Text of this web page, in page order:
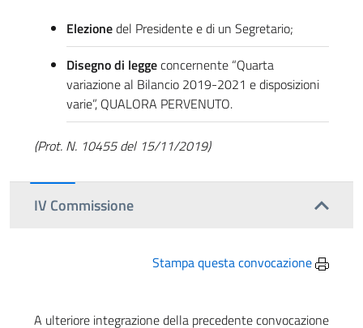
Elezionedel Presidente e di un Segretario;
Disegno di leggeconcernente “Quarta
variazione al Bilancio 2019-2021 e disposizioni
varie”, QUALORA PERVENUTO.
(Prot. N. 10455 del 15/11/2019)
IV Commissione
Stampa questa convocazione
A ulteriore integrazione della precedente convocazione